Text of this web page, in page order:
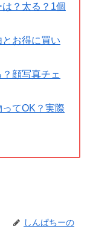
？太る？1個
お得に買い
顔写真チェ
てOK？実際
しんぱちーの